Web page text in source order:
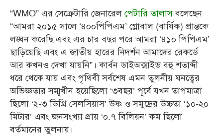
“WMO” এর সেক্রেটারি জেনারেলপেটারি তালাসবলেছেন
“আমরা ২০১৫ সালে ‘৪০০পিপিএম’ গ্লোবাল (বার্ষিক) প্রান্তকে
লঙ্ঘন করেছি এবং এর চার বছর পরে আমরা ‘৪১০ পিপিএম’
ছাড়িয়েছি এবং এ জাতীয় হারের নিদর্শন আমাদের রেকর্ডে
আর কখনও দেখা যায়নি”। কার্বন ডাইঅক্সাইড বহু শতাব্দী
ধরে থেকে যায় এবং পৃথিবী সর্বশেষ এমন তুলনীয় ঘনত্বের
অভিজ্ঞতার সম্মূখীন হয়েছিলো ‘৩বছর’ পূর্বে যখন তাপমাত্রা
ছিলো ‘২-৩ ডিগ্রি সেলসিয়াস’ উষ্ণ ও সমুদ্রের উচ্চতা ‘১০-২০
মিটার’ এবং জনসংখ্যা প্রায় ‘০.৭ বিলিয়ন’ কম ছিলো
বর্তমানের তুলনায়।